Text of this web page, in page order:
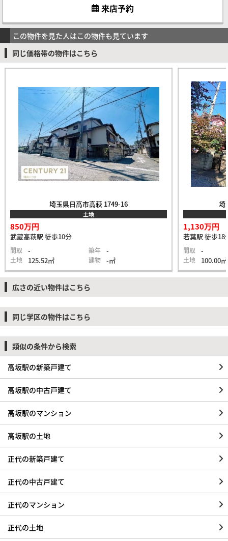
来店予約
この物件を見た人はこの物件も見ています
同じ価格帯の物件はこちら
埼玉県日高市高萩 1749-16
土地
850万円
武蔵高萩駅 徒歩10分
間取 - 築年 -
土地 125.52㎡ 建物 -㎡
埼
1,130万円
若葉駅 徒歩18
間取 -
土地 100.00㎡
広さの近い物件はこちら
同じ学区の物件はこちら
類似の条件から検索
高坂駅の新築戸建て
高坂駅の中古戸建て
高坂駅のマンション
高坂駅の土地
正代の新築戸建て
正代の中古戸建て
正代のマンション
正代の土地